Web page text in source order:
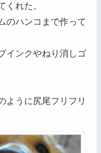
くれた。
のハンコまで作って
インクやねり消しゴ
ように尻尾フリフリ